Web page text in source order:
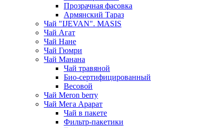
Прозрачная фасовка
Армянский Тараз
Чай "IJEVAN". MASIS
Чай Агат
Чай Нане
Чай Гюмри
Чай Манана
Чай травяной
Био-сертифицированный
Весовой
Чай Meron berry
Чай Мега Арарат
Чай в пакете
Фильтр-пакетики